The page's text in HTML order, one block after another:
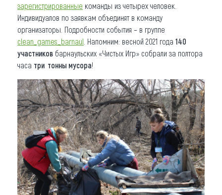
зарегистрированные команды из четырех человек.
Индивидуалов по заявкам объединят в команду
организаторы. Подробности события – в группе
clean_games_barnaul . Напомним: весной 2021 года 140
участников барнаульских «Чистых Игр» собрали за полтора
часа три тонны мусора!